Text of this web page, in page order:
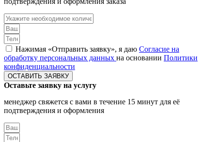
Нажимая «Отправить заявку», я даю Согласие на
обработку персональных данных на основании Политики
конфиденциальности
ОСТАВИТЬ ЗАЯВКУ
Оставьте заявку на услугу
менеджер свяжется с вами в течение 15 минут для её
подтверждения и оформления